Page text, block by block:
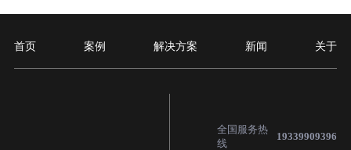
首页 案例 解决方案 新闻 关于
全国服务热
线
19339909396